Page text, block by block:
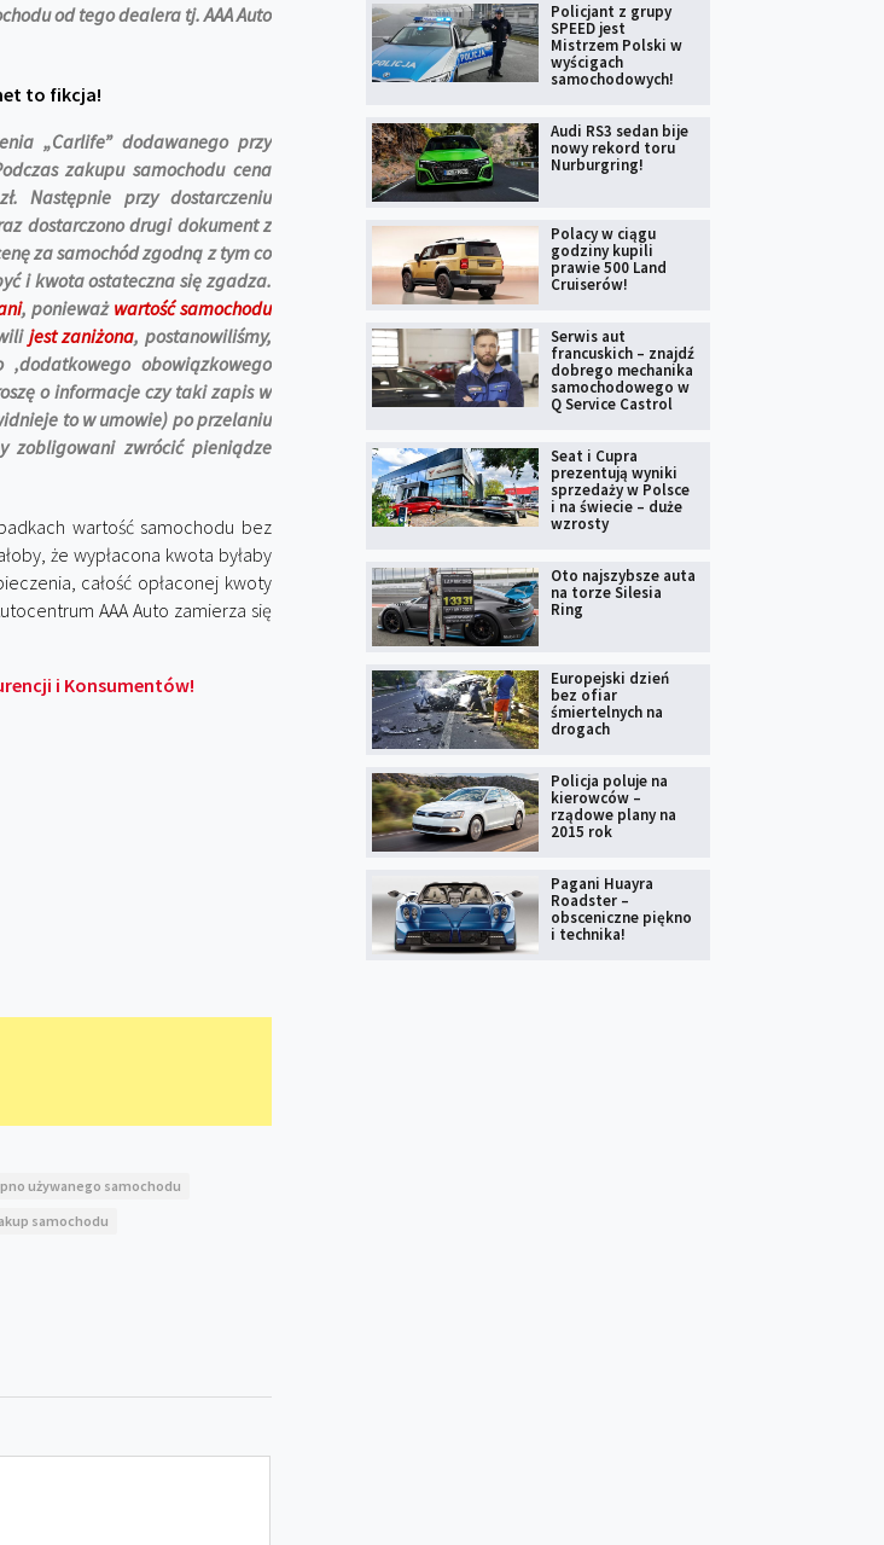
od tego dealera tj. AAA Auto
to fikcja!
„Carlife” dodawanego przy
zakupu samochodu cena
Następnie przy dostarczeniu
dostarczono drugi dokument z
za samochód zgodną z tym co
i kwota ostateczna się zgadza.
, ponieważ wartość samochodu
jest zaniżona, postanowiliśmy,
obowiązkowego
o informacje czy taki zapis w
to w umowie) po przelaniu
zobligowani zwrócić pieniądze
wartość samochodu bez
że wypłacona kwota byłaby
całość opłaconej kwoty
AAA Auto zamierza się
i Konsumentów!
używanego samochodu
samochodu
Policjant z grupy
SPEED jest
Mistrzem Polski w
wyścigach
samochodowych!
Audi RS3 sedan bije
nowy rekord toru
Nurburgring!
Polacy w ciągu
godziny kupili
prawie 500 Land
Cruiserów!
Serwis aut
francuskich – znajdź
dobrego mechanika
samochodowego w
Q Service Castrol
Seat i Cupra
prezentują wyniki
sprzedaży w Polsce
i na świecie – duże
wzrosty
Oto najszybsze auta
na torze Silesia
Ring
Europejski dzień
bez ofiar
śmiertelnych na
drogach
Policja poluje na
kierowców –
rządowe plany na
2015 rok
Pagani Huayra
Roadster –
obsceniczne piękno
i technika!